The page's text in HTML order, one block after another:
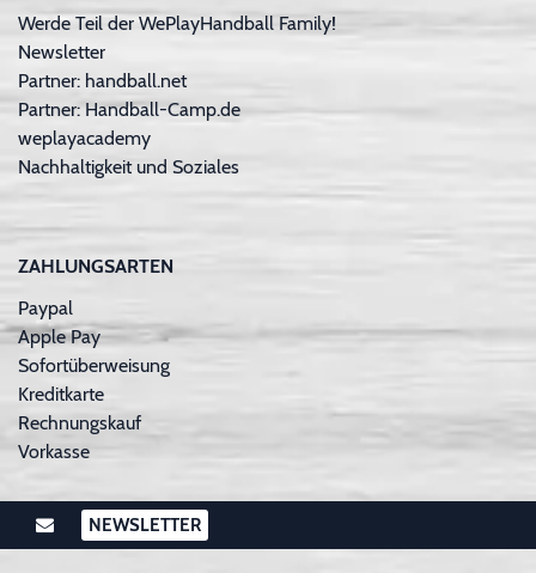
Werde Teil der WePlayHandball Family!
Newsletter
Partner: handball.net
Partner: Handball-Camp.de
weplayacademy
Nachhaltigkeit und Soziales
ZAHLUNGSARTEN
Paypal
Apple Pay
Sofortüberweisung
Kreditkarte
Rechnungskauf
Vorkasse
NEWSLETTER